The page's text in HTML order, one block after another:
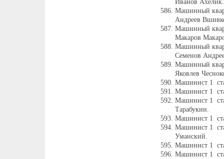
Иванов Ахелик.
Машинный
Андреев
Машинный
Макаров
Машинный
Семенов
Машинный
Яковлев
Машинист 1
Машинист 1
Машинист 1
Тарабукин.
Машинист 1
Машинист 1
Уманский.
Машинист 1
Машинист 1